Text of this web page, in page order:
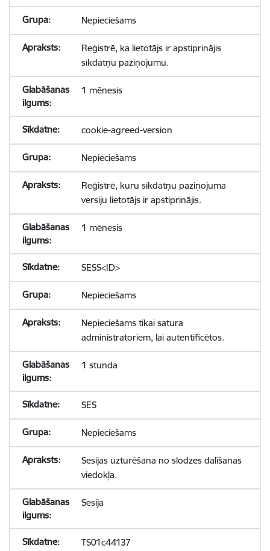
Nepieciešams
Reģistrē, ka lietotājs ir apstiprinājis
sīkdatņu paziņojumu.
1 mēnesis
cookie-agreed-version
Nepieciešams
Reģistrē, kuru sīkdatņu paziņojuma
versiju lietotājs ir apstiprinājis.
1 mēnesis
SESS<ID>
Nepieciešams
Nepieciešams tikai satura
administratoriem, lai autentificētos.
1 stunda
SES
Nepieciešams
Sesijas uzturēšana no slodzes dalīšanas
viedokļa.
Sesija
TS01c44137